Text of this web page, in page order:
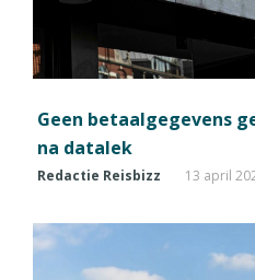
Geen betaalgegevens
na datalek
Redactie Reisbizz 13 april